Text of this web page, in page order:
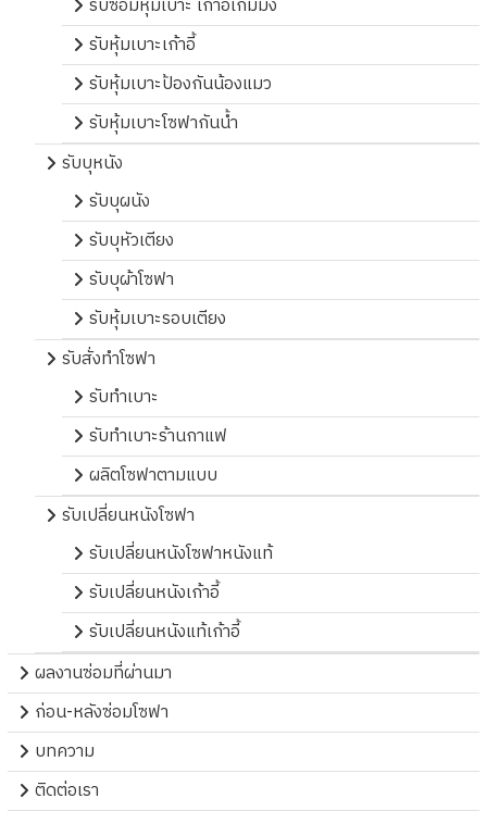
รับหุ้มเบาะเก้าอี้
รับหุ้มเบาะป้องกันน้องแมว
รับหุ้มเบาะโซฟากันน้ำ
รับบุหนัง
รับบุผนัง
รับบุหัวเตียง
รับบุผ้าโซฟา
รับหุ้มเบาะรอบเตียง
รับสั่งทำโซฟา
รับทำเบาะ
รับทำเบาะร้านกาแฟ
ผลิตโซฟาตามแบบ
รับเปลี่ยนหนังโซฟา
รับเปลี่ยนหนังโซฟาหนังแท้
รับเปลี่ยนหนังเก้าอี้
รับเปลี่ยนหนังแท้เก้าอี้
ผลงานซ่อมที่ผ่านมา
ก่อน-หลังซ่อมโซฟา
บทความ
ติดต่อเรา